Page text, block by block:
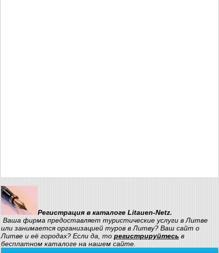
Регистрация в каталоге Litauen-Netz.
Ваша фирма предоставляет туристические услуги в Литве
или занимается организацией туров в Литву? Ваш сайт о
Литве и её городах? Если да, то регистрируйтесь в
бесплатном каталоге на нашем сайте.